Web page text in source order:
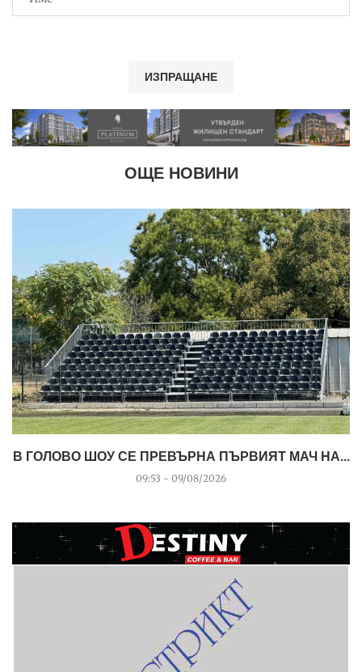
ОЩЕ НОВИНИ
В ГОЛОВО ШОУ СЕ ПРЕВЪРНА ПЪРВИЯТ МАЧ НА...
09:53 - 09/08/2026